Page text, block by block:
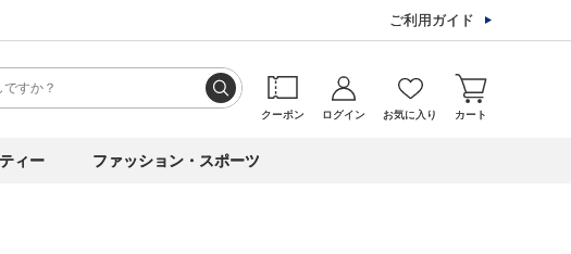
ご利用ガイド
クーポン ログイン お気に入り カート
ィー ファッション・スポーツ